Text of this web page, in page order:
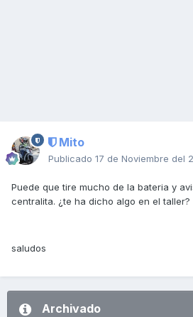
Mito
Publicado 17 de Noviembre del
Puede que tire mucho de la bateria y
centralita. ¿te ha dicho algo en el taller?
saludos
Archivado